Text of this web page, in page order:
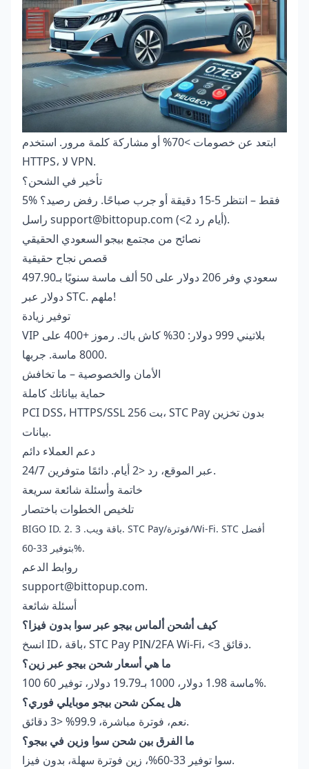
ابتعد عن خصومات >70% أو مشاركة كلمة مرور. استخدم
HTTPS، لا VPN.
تأخير في الشحن؟
5% فقط – انتظر 5-15 دقيقة أو جرب صباحًا. رفض رصيد؟
راسل support@bittopup.com (<2 أيام رد).
نصائح من مجتمع بيجو السعودي الحقيقي
قصص نجاح حقيقية
سعودي وفر 206 دولار على 50 ألف ماسة سنويًا بـ497.90
دولار عبر STC. ملهم!
توفير زيادة
VIP بلاتيني 999 دولار: 30% كاش باك. رموز +400 على
8000 ماسة. جربها.
الأمان والخصوصية – ما تخافش
حماية بياناتك كاملة
PCI DSS، HTTPS/SSL 256 بت، STC Pay بدون تخزين
بيانات.
دعم العملاء دائم
24/7 عبر الموقع، رد <2 أيام. دائمًا متوفرين.
خاتمة وأسئلة شائعة سريعة
تلخيص الخطوات باختصار
BIGO ID. 2. باقة ويب. 3. STC Pay/فوترة/Wi-Fi. STC أفضل
بتوفير 33-60%.
روابط الدعم
support@bittopup.com.
أسئلة شائعة
كيف أشحن ألماس بيجو عبر سوا بدون فيزا؟
انسخ ID، باقة، STC Pay PIN/2FA Wi-Fi، <3 دقائق.
ما هي أسعار شحن بيجو عبر زين؟
100 ماسة 1.98 دولار، 1000 بـ19.79 دولار، توفير 60%.
هل يمكن شحن بيجو موبايلي فوري؟
نعم، فوترة مباشرة، 99.9% <3 دقائق.
ما الفرق بين شحن سوا وزين في بيجو؟
سوا توفير 33-60%، زين فوترة سهلة، بدون فيزا.